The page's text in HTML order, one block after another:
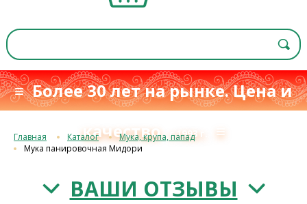
≡ Более 30 лет на рынке. Цена и
качество с 1993 г. ≡
Главная Каталог
Мука, крупа, папад
Мука панировочная Мидори
ВАШИ ОТЗЫВЫ